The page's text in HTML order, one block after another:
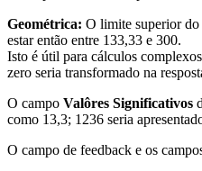
Geométrica: O limite superior do
estar então entre 133,33 e 300.
Isto é útil para cálculos
zero seria transformado na
O campo Valôres Significativos
como 13,3; 1236 seria
O campo de feedback e os